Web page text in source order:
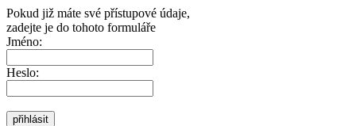
Pokud již máte své přístupové údaje,
zadejte je do tohoto formuláře
Jméno:
Heslo:
přihlásit